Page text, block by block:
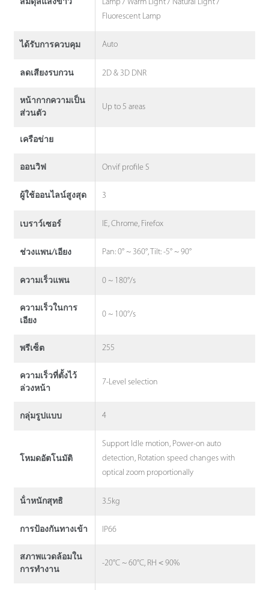
สมดุลแสงขาว
Lamp / Warm Light / Natural Light /
Fluorescent Lamp
ได้รับการควบคุม Auto
ลดเสียงรบกวน 2D & 3D DNR
หน้ากากความเป็น
ส่วนตัว
Up to 5 areas
เครือข่าย
ออนวิฟ Onvif profile S
ผู้ใช้ออนไลน์สูงสุด 3
เบราว์เซอร์ IE, Chrome, Firefox
ช่วงแพน/เอียง Pan: 0° ~ 360°, Tilt: -5° ~ 90°
ความเร็วแพน 0 ~ 180°/s
ความเร็วในการ
เอียง
0 ~ 100°/s
พรีเซ็ต 255
ความเร็วที่ตั้งไว้
ล่วงหน้า
7-Level selection
กลุ่มรูปแบบ 4
โหมดอัตโนมัติ
Support Idle motion, Power-on auto
detection, Rotation speed changes with
optical zoom proportionally
น้ําหนักสุทธิ 3.5kg
การป้องกันทางเข้า IP66
สภาพแวดล้อมใน
การทํางาน
-20°C ~ 60°C, RH＜90%